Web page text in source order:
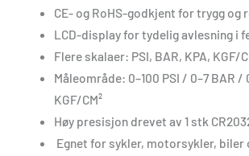
CE- og RoHS-godkjent for trygg og
LCD-display for tydelig avlesning i
Flere skalaer: PSI, BAR, KPA, KGF/
Måleområde: 0–100 PSI / 0–7 BAR /
KGF/CM²
Høy presisjon drevet av 1 stk
Egnet for sykler, motorsykler, biler